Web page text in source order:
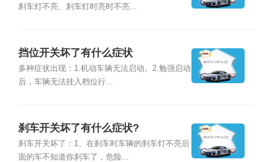
刹车灯不亮、刹车灯时亮时不亮...
挡位开关坏了有什么症状
多种症状出现：1.机动车辆无法启动。2.勉强启动
后，车辆无法挂入档位行...
刹车开关坏了有什么症状?
刹车开关坏了：1、在刹车时车辆的刹车灯不亮后
面的车不知道你刹车了，危险...